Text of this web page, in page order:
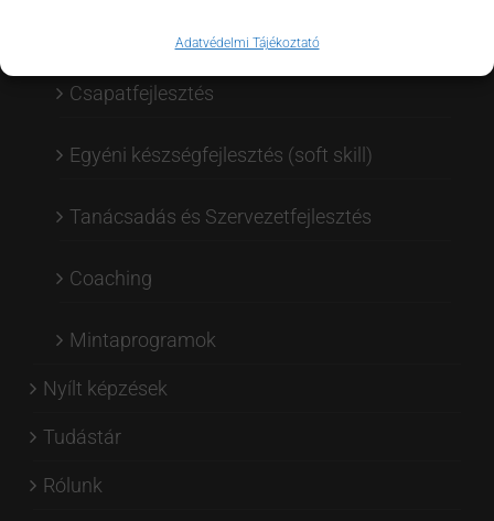
Adatvédelmi Tájékoztató
Értékesítésfejlesztő programok
Csapatfejlesztés
Egyéni készségfejlesztés (soft skill)
Tanácsadás és Szervezetfejlesztés
Coaching
Mintaprogramok
Nyílt képzések
Tudástár
Rólunk